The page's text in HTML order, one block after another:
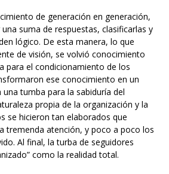
de generación en generación,
suma de respuestas, clasificarlas y
lógico. De esta manera, lo que
de visión, se volvió conocimiento
para el condicionamiento de los
ese conocimiento en un
tumba para la sabiduría del
propia de la organización y la
se hicieron tan elaborados que
tremenda atención, y poco a poco los
Al final, la turba de seguidores
como la realidad total.